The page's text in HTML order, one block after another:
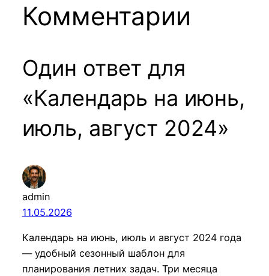
Комментарии
Один ответ для
«Календарь на июнь,
июль, август 2024»
admin
11.05.2026
Календарь на июнь, июль и август 2024 года
— удобный сезонный шаблон для
планирования летних задач. Три месяца